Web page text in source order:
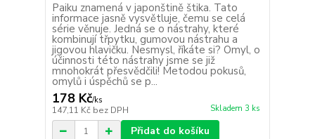
Paiku znamená v japonštině štika. Tato
informace jasně vysvětluje, čemu se celá
série věnuje. Jedná se o nástrahy, které
kombinují třpytku, gumovou nástrahu a
jigovou hlavičku. Nesmysl, říkáte si? Omyl, o
účinnosti této nástrahy jsme se již
mnohokrát přesvědčili! Metodou pokusů,
omylů i úspěchů se p...
178 Kč/ks
147,11 Kč bez DPH Skladem 3 ks
Přidat do košíku